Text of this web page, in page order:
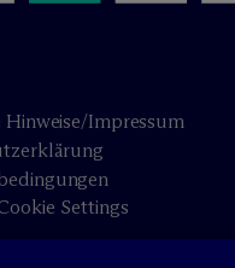
Hinweise/Impressum
Settings